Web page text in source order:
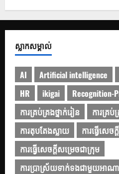
ស្លាកសម្គាល់
AI Artificial intelligence
HR
ikigai Recognition-
ការគ្រប់គ្រងថ្នាក់រៀន
ការគ្រ
ការតុបតែងស្លាយ
ការធ្វើសេច
ការធ្វើសេចក្តីសម្រេចជាក្រុម
ការប្រាស្រ័យទាក់ទងជាមួយអា